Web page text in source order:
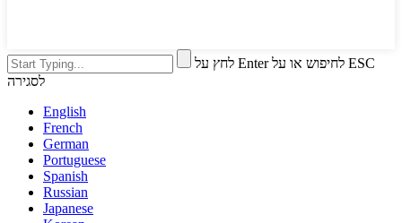
לחץ על Enter לחיפוש או על ESC
לסגירה
English
French
German
Portuguese
Spanish
Russian
Japanese